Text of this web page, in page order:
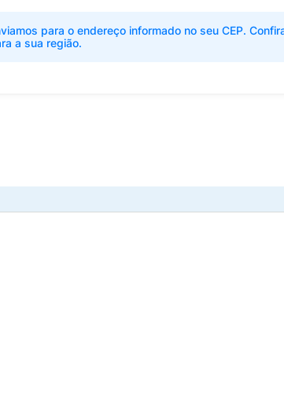
para o endereço informado no seu CEP.
a sua região.